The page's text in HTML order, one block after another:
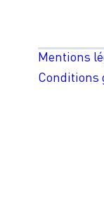
Mentions
Conditions